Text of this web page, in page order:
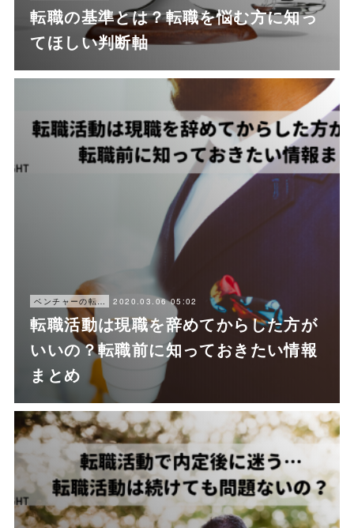
転職の基準とは？転職を悩む方に知っ
てほしい判断軸
ベンチャーの転職ノウハウ 2020.03.06 05:02
転職活動は現職を辞めてからした方が
いいの？転職前に知っておきたい情報
まとめ